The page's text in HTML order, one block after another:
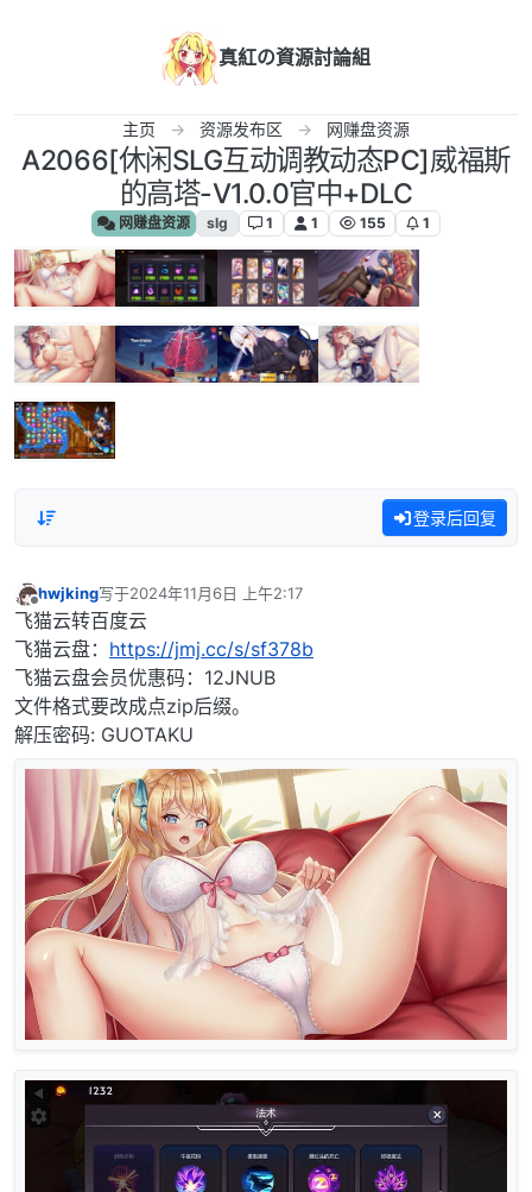
真紅の資源討論組
主页 资源发布区 网赚盘资源
A2066[休闲SLG互动调教动态PC]威福斯
的高塔-V1.0.0官中+DLC
网赚盘资源 slg 1 1 155 1
登录后回复
离线
hwjking写于2024年11月6日 上午2:17
最后由 编辑
飞猫云转百度云
飞猫云盘： https://jmj.cc/s/sf378b
飞猫云盘会员优惠码：12JNUB
文件格式要改成点zip后缀。
解压密码: GUOTAKU